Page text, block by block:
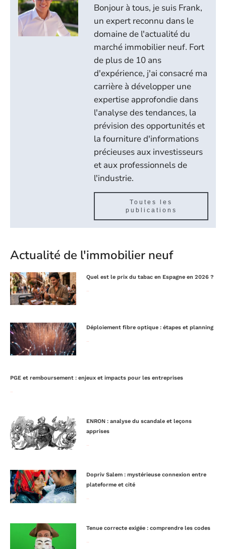
Bonjour à tous, je suis Frank,
un expert reconnu dans le
domaine de l'actualité du
marché immobilier neuf. Fort
de plus de 10 ans
d'expérience, j'ai consacré ma
carrière à développer une
expertise approfondie dans
l'analyse des tendances, la
prévision des opportunités et
la fourniture d'informations
précieuses aux investisseurs
et aux professionnels de
l'industrie.
Toutes les
publications
Actualité de l'immobilier neuf
Quel est le prix du tabac en Espagne en 2026 ?
Déploiement fibre optique : étapes et planning
PGE et remboursement : enjeux et impacts pour les entreprises
ENRON : analyse du scandale et leçons
apprises
Dopriv Salem : mystérieuse connexion entre
plateforme et cité
Tenue correcte exigée : comprendre les codes